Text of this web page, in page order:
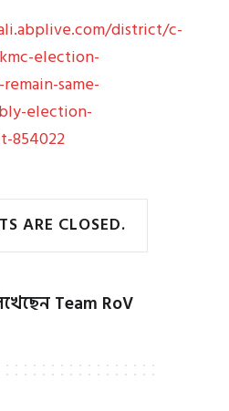
district/c-
election-
same-
election-
854022
ARE CLOSED.
Team RoV